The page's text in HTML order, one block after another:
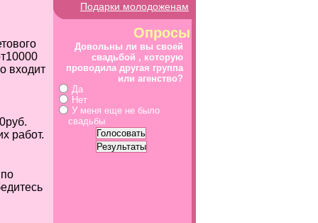
10000
входит
руб.
работ.
по
Подарки молодоженам
Опросы
Довольны ли вы своей
свадьбой , которую
проводила другая группа
или агенство?
Да
Нет
У меня еще не было
свадьбы